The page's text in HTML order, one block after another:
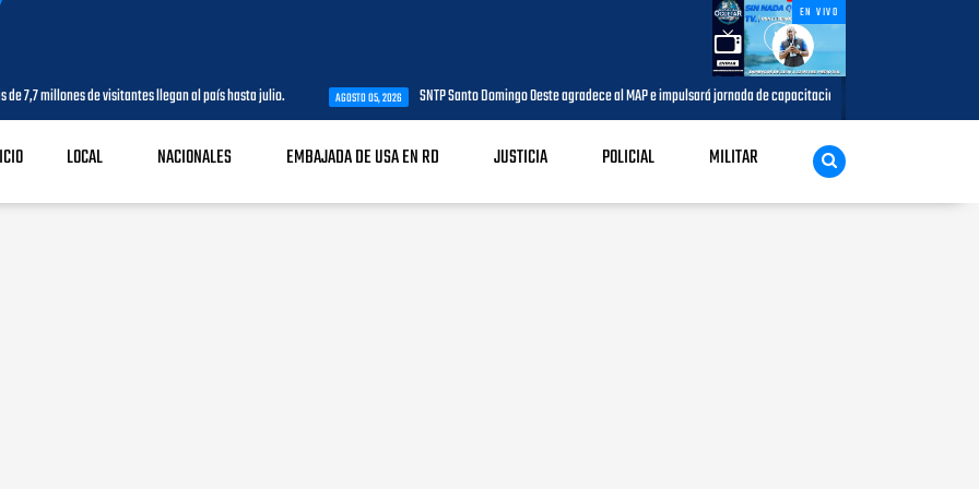
EN VIVO
millones de visitantes llegan al país hasta julio. AGOSTO 05, 2026 SNTP Santo Domingo Oeste agradece al MAP e impulsará jornada de capacitación para comunicadores del
LOCAL NACIONALES EMBAJADA DE USA EN RD JUSTICIA POLICIAL MILITAR